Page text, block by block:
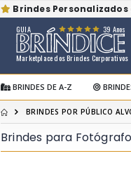
Brindes
Marketplace dos Brindes Corporativos
GUIA 39 Anos
BRINDES DE A-Z
BRINDES POR PÚBLICO
Brindes para Fotógrafo